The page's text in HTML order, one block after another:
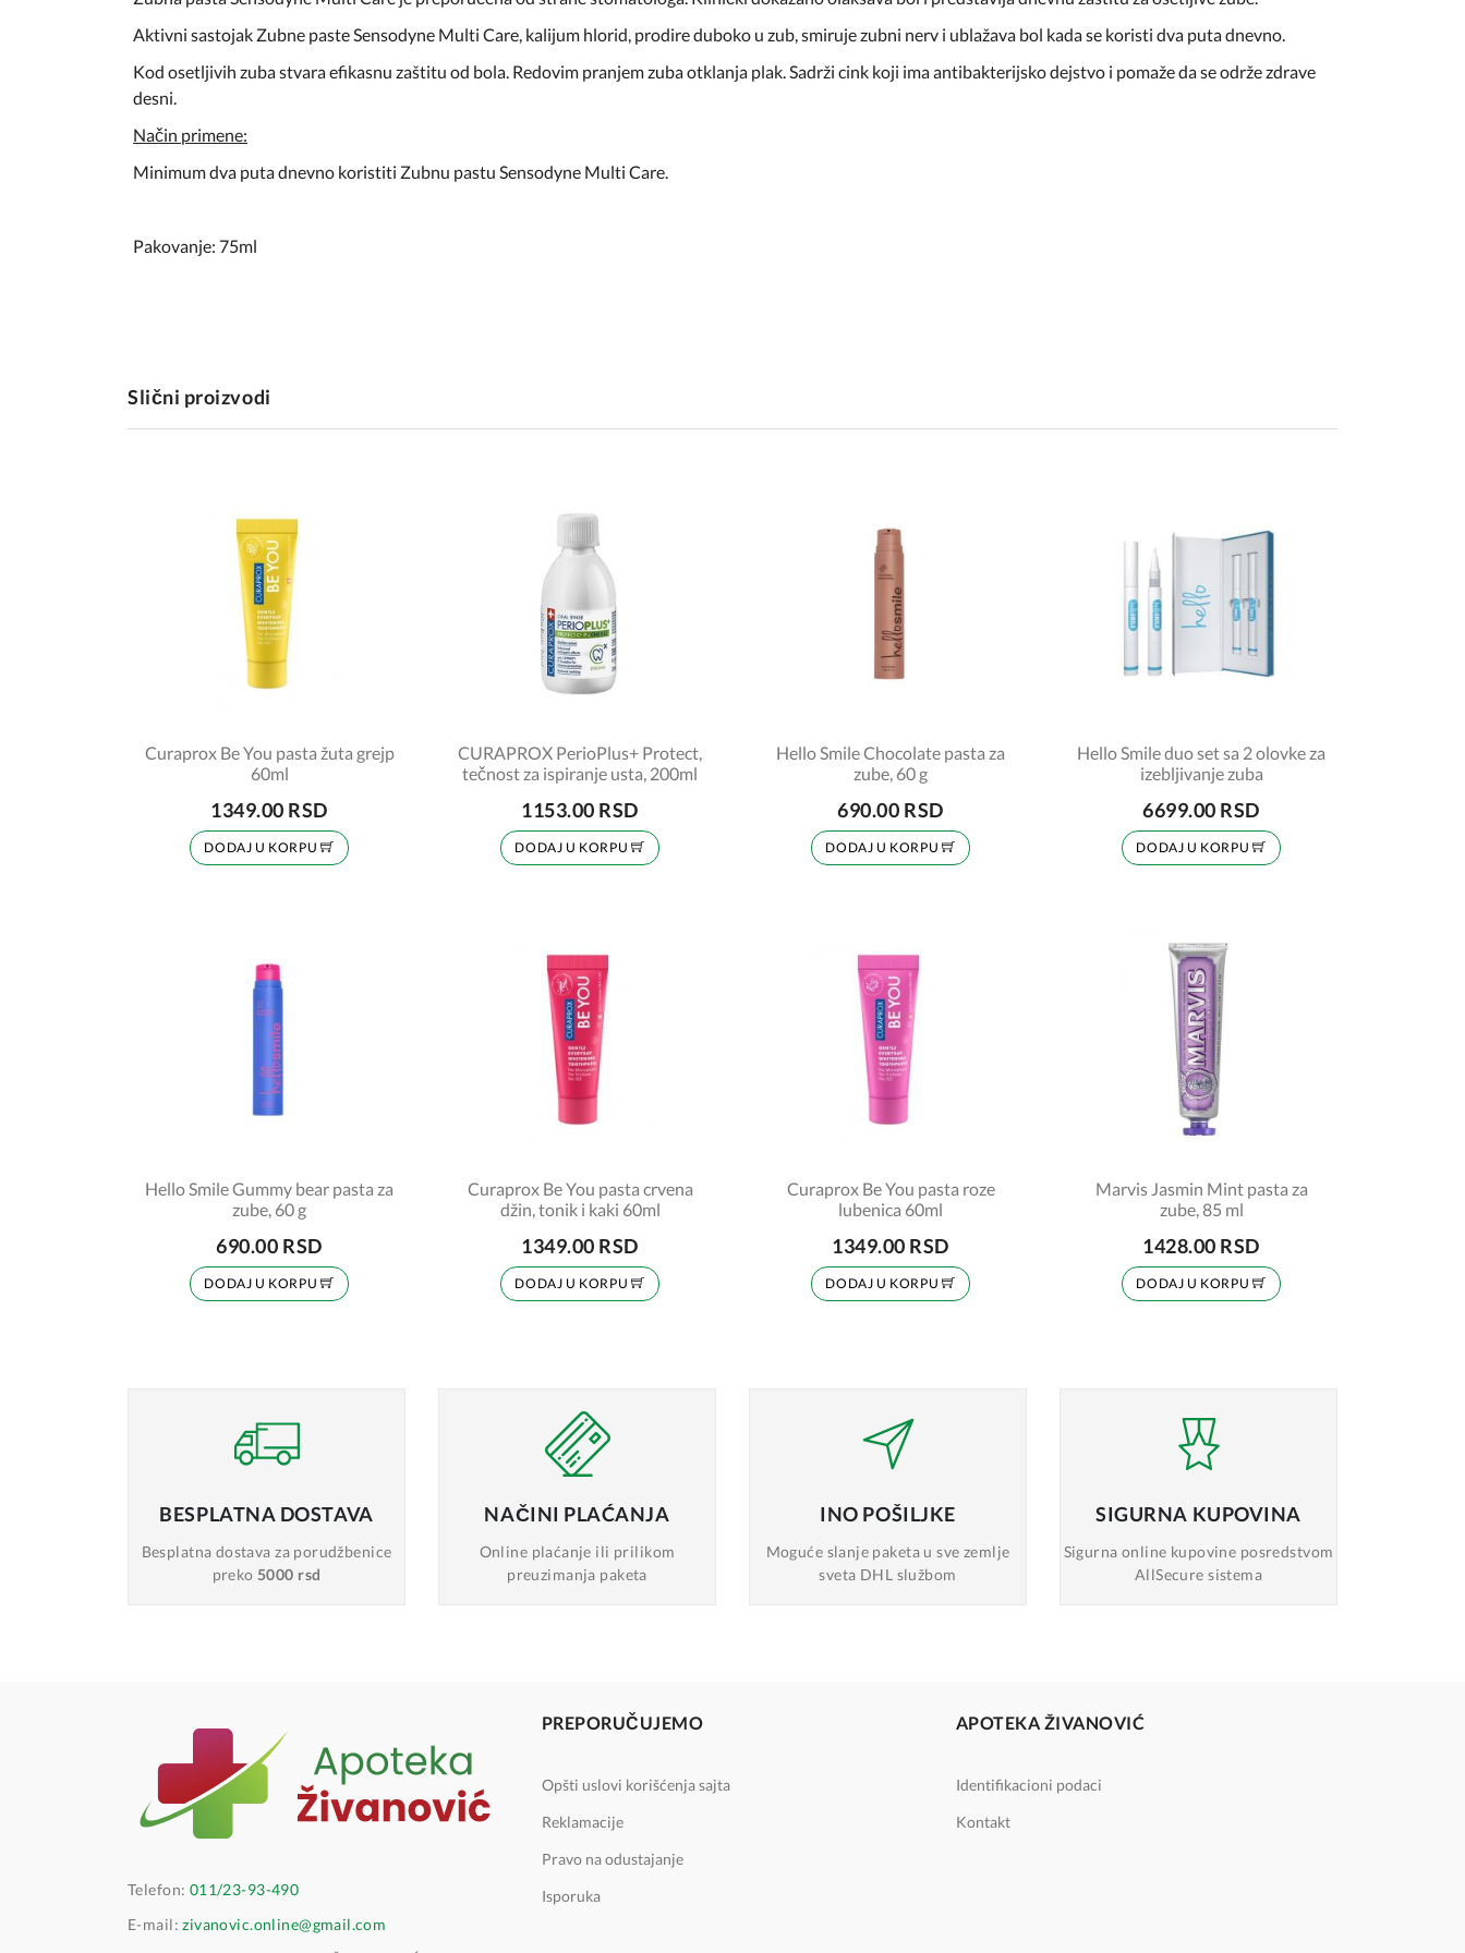
Aktivni sastojak Zubne paste Sensodyne Multi Care, kalijum hlorid, prodire duboko u zub, smiruje zubni nerv i ublažava bol kada se koristi dva puta dnevno.
Kod osetljivih zuba stvara efikasnu zaštitu od bola. Redovim pranjem zuba otklanja plak. Sadrži cink koji ima antibakterijsko dejstvo i pomaže da se održe zdrave
desni.
Način primene:
Minimum dva puta dnevno koristiti Zubnu pastu Sensodyne Multi Care.
Pakovanje: 75ml
Slični proizvodi
Curaprox Be You pasta žuta grejp
60ml
1349.00 RSD
DODAJ U KORPU
CURAPROX PerioPlus+ Protect,
tečnost za ispiranje usta, 200ml
1153.00 RSD
DODAJ U KORPU
Hello Smile Chocolate pasta za
zube, 60 g
690.00 RSD
DODAJ U KORPU
Hello Smile duo set sa 2 olovke za
izebljivanje zuba
6699.00 RSD
DODAJ U KORPU
Hello Smile Gummy bear pasta za
zube, 60 g
690.00 RSD
DODAJ U KORPU
Curaprox Be You pasta crvena
džin, tonik i kaki 60ml
1349.00 RSD
DODAJ U KORPU
Curaprox Be You pasta roze
lubenica 60ml
1349.00 RSD
DODAJ U KORPU
Marvis Jasmin Mint pasta za
zube, 85 ml
1428.00 RSD
DODAJ U KORPU
BESPLATNA DOSTAVA
Besplatna dostavaza porudžbenice
preko 5000 rsd
NAČINI PLAĆANJA
Online plaćanje ili prilikom
preuzimanja paketa
INO POŠILJKE
Moguće slanje paketa u sve zemlje
sveta DHL službom
SIGURNA KUPOVINA
Sigurna online kupovine posredstvom
AllSecure sistema
Telefon: 011/23-93-490
E-mail:zivanovic.online@gmail.com
PREPORUČUJEMO
Opšti uslovi korišćenja sajta
Reklamacije
Pravo na odustajanje
Isporuka
APOTEKA ŽIVANOVIĆ
Identifikacioni podaci
Kontakt